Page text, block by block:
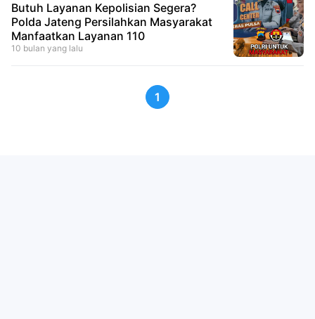
Butuh Layanan Kepolisian Segera?
Polda Jateng Persilahkan Masyarakat
Manfaatkan Layanan 110
10 bulan yang lalu
1